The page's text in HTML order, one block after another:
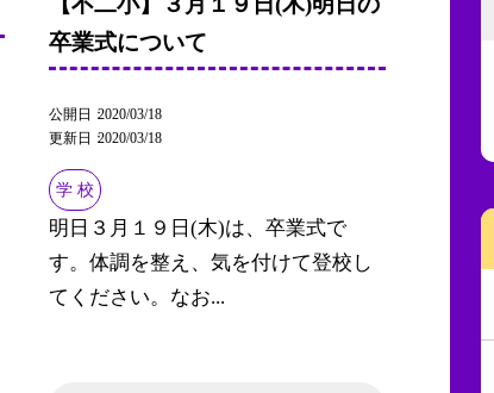
卒業式について
公開日 2020/03/18
更新日 2020/03/18
学 校
明日３月１９日(木)は、卒業式で
す。体調を整え、気を付けて登校し
てください。なお...